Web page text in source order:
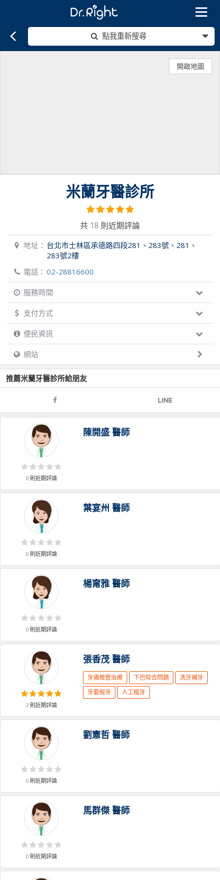
Toggle
點我重新搜尋
開啟地圖
米蘭牙醫診所
共 18 則近期評論
地址： 台北市士林區承德路四段281、283號、281、
283號2樓
電話： 02-28816600
服務時間
支付方式
便民資訊
網站
推薦米蘭牙醫診所給朋友
0則近期評論
陳開盛 醫師
0則近期評論
葉宴州 醫師
0則近期評論
楊甯雅 醫師
2則近期評論
張香茂 醫師
牙痛根管治療 下巴咬合問題
洗牙補牙
牙套假牙
人工植牙
0則近期評論
劉憲哲 醫師
0則近期評論
馬群傑 醫師